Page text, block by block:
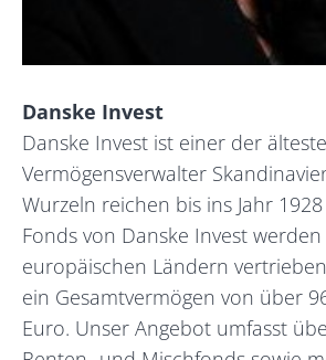
Danske Invest
Danske Invest ist einer der
Vermögensverwalter
Wurzeln reichen bis ins Jahr
Fonds von Danske Invest
europäischen Ländern
ein Gesamtvermögen von über
Euro. Unser Angebot umfasst